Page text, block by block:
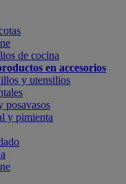
de cocina
en accesorios
y utensilios
posavasos
y pimienta